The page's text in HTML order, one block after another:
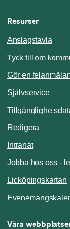
Resurser
Anslagstavla
Tyck till om
Gör en felanmälan
SjälvserviceLänk
Redigera
IntranätLänk till
Jobba hos oss -
Lidköpingskartan
Våra